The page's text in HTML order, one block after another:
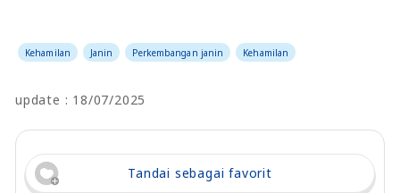
Kehamilan Janin Perkembangan janin Kehamilan
update : 18/07/2025
Tandai sebagai favorit